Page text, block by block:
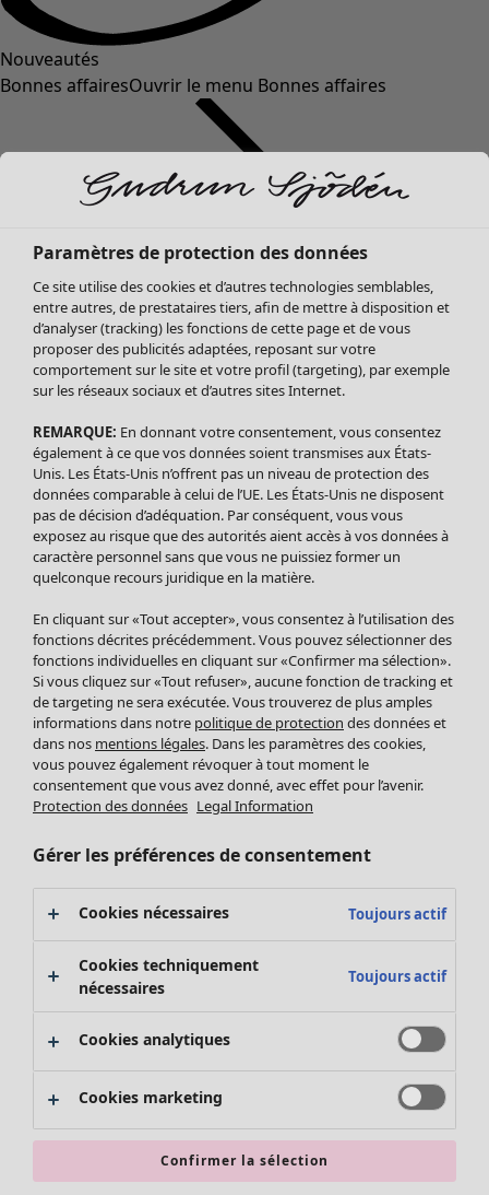
Nouveautés
Bonnes affairesOuvrir le menu Bonnes affaires
Soldes Vêtements
Tous les vêtements
Robes
Tuniques
Blouses
Tops
Gilets
Pantalon
Jupes
Leggings et collants
Accessoires
Chaussures
Vêtements de bain
Basics
Soldes Mobilier
Bonnes affaires déco
Décoration
Textiles
Tapis
Éponge
Promos SOLDES
Les promos de Gudrun Sjödén
Nouvel arrivage
Bonnes affaires en soldes - jusqu'à -70
Paramètres de protection des données
Ce site utilise des cookies et d’autres technologies semblables,
entre autres, de prestataires tiers, afin de mettre à disposition et
d’analyser (tracking) les fonctions de cette page et de vous
proposer des publicités adaptées, reposant sur votre
comportement sur le site et votre profil (targeting), par exemple
sur les réseaux sociaux et d’autres sites Internet.
REMARQUE: En donnant votre consentement, vous consentez
également à ce que vos données soient transmises aux États-
Unis. Les États-Unis n’offrent pas un niveau de protection des
données comparable à celui de l’UE. Les États-Unis ne disposent
pas de décision d’adéquation. Par conséquent, vous vous
exposez au risque que des autorités aient accès à vos données à
caractère personnel sans que vous ne puissiez former un
quelconque recours juridique en la matière.
En cliquant sur «Tout accepter», vous consentez à l’utilisation des
fonctions décrites précédemment. Vous pouvez sélectionner des
fonctions individuelles en cliquant sur «Confirmer ma sélection».
Si vous cliquez sur «Tout refuser», aucune fonction de tracking et
de targeting ne sera exécutée. Vous trouverez de plus amples
informations dans notre politique de protection des données et
dans nos mentions légales. Dans les paramètres des cookies,
vous pouvez également révoquer à tout moment le
consentement que vous avez donné, avec effet pour l’avenir.
Protection des données Legal Information
Gérer les préférences de consentement
Cookies nécessaires Toujours actif
Cookies techniquement
nécessaires
Toujours actif
Cookies analytiques
Cookies marketing
Confirmer la sélection